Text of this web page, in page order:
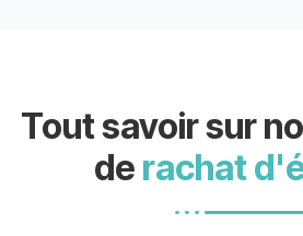
Tout savoir sur
de rachat